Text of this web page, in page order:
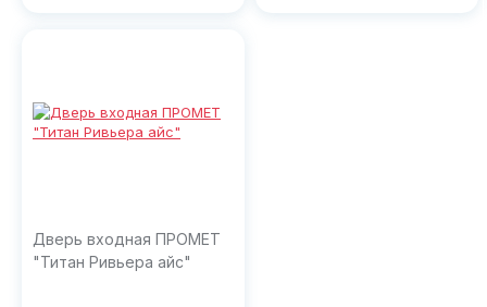
Дверь входная ПРОМЕТ
"Титан Ривьера айс"